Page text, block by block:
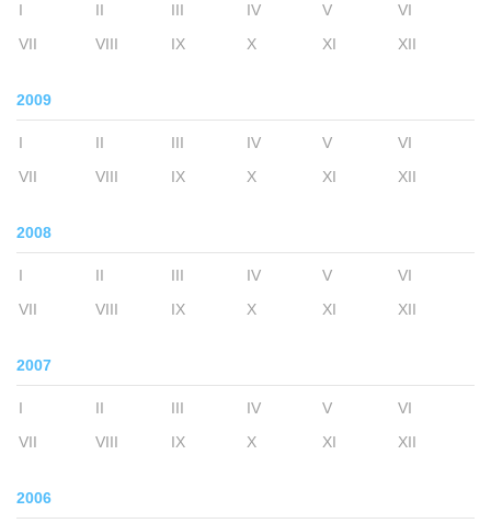
I II III IV V
VI
VII
VIII IX X XI XII
2009
I II III IV V
VI
VII
VIII IX X XI XII
2008
I II III IV V
VI
VII
VIII IX X XI XII
2007
I II III IV V
VI
VII
VIII IX X XI XII
2006